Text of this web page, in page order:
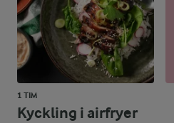
1 TIM
Kyckling i airfryer